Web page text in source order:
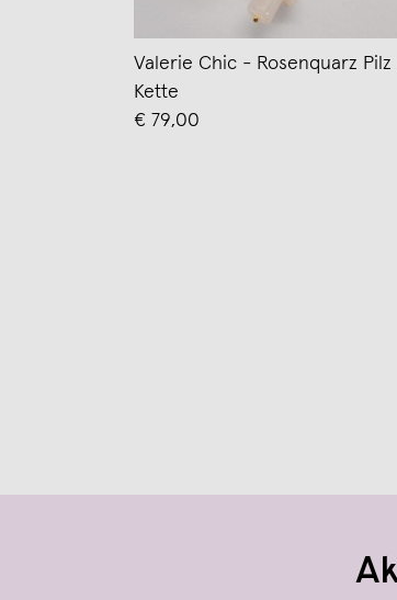
Valerie Chic - Rosenquarz Pilz
Kette
€ 79,00